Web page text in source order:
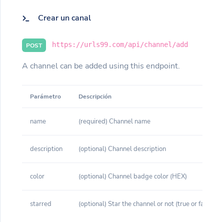
Crear un canal
POST https://urls99.com/api/channel/add
A channel can be added using this endpoint.
Parámetro Descripción
name (required) Channel name
description (optional) Channel description
color (optional) Channel badge color (HEX)
starred (optional) Star the channel or not (true or false)